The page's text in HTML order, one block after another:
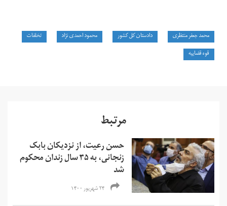
​محمد جعفر منتظری دادستان کل کشور محمود احمدی نژاد
تخلفات
قوه قضاییه
مرتبط
حسن رعیت، از نزدیکان بابک
زنجانی، به ۳۵ سال زندان محکوم
شد
۲۴ شهریور ۱۴۰۰